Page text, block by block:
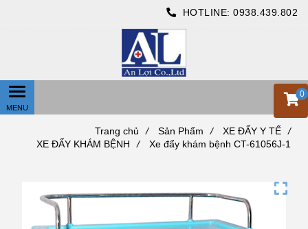
HOTLINE: 0938.439.802
0
Trang chủ / Sản Phẩm / XE ĐẨY Y TẾ
/
XE ĐẨY KHÁM BỆNH
/ Xe đẩy khám bệnh CT-61056J-1